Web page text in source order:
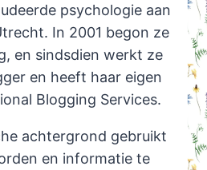
psychologie aan
In 2001 begon ze
en sindsdien werkt ze
en heeft haar eigen
Blogging Services.
achtergrond gebruikt
en informatie te